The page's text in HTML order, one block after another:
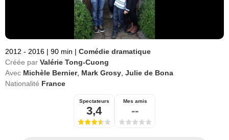
2012 - 2016 | 90 min | Comédie dramatique
Créée par Valérie Tong-Cuong
Avec Michèle Bernier, Mark Grosy Julie de Bona
Nationalité France
Spectateurs
3,4
Mes amis
--